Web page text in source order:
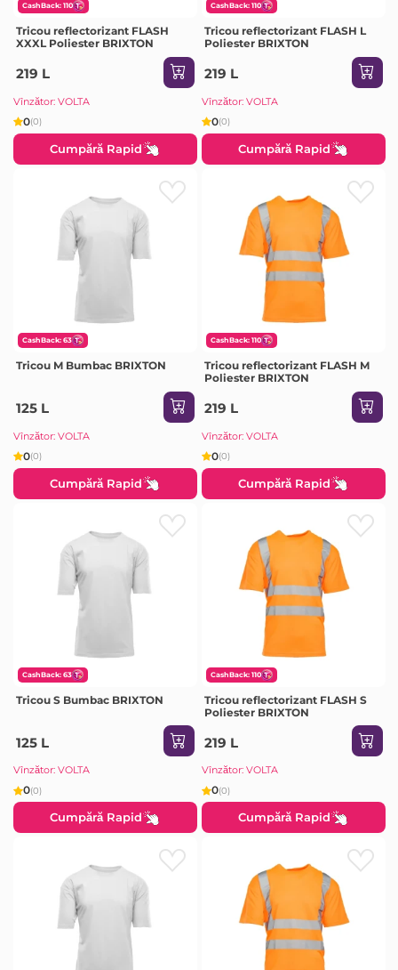
CashBack: 110
Tricou reflectorizant FLASH
XXXL Poliester BRIXTON
219 L
Vînzător: VOLTA
0(0)
Cumpără Rapid
CashBack: 110
Tricou reflectorizant FLASH L
Poliester BRIXTON
219 L
Vînzător: VOLTA
0(0)
Cumpără Rapid
CashBack: 63
Tricou M Bumbac BRIXTON
125 L
Vînzător: VOLTA
0(0)
Cumpără Rapid
CashBack: 110
Tricou reflectorizant FLASH M
Poliester BRIXTON
219 L
Vînzător: VOLTA
0(0)
Cumpără Rapid
CashBack: 63
Tricou S Bumbac BRIXTON
125 L
Vînzător: VOLTA
0(0)
Cumpără Rapid
CashBack: 110
Tricou reflectorizant FLASH S
Poliester BRIXTON
219 L
Vînzător: VOLTA
0(0)
Cumpără Rapid